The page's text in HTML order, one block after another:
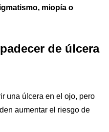
miopía o
de úlcera
una úlcera en el ojo, pero
aumentar el riesgo de